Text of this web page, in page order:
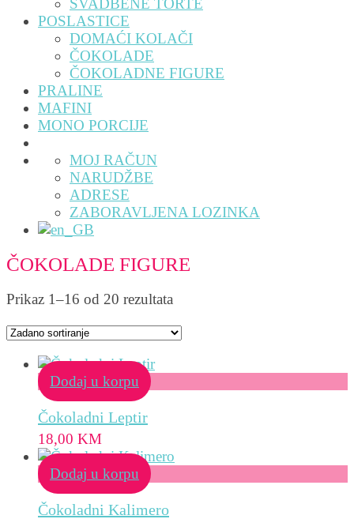
SVADBENE TORTE
POSLASTICE
DOMAĆI KOLAČI
ČOKOLADE
ČOKOLADNE FIGURE
PRALINE
MAFINI
MONO PORCIJE
MOJ RAČUN
NARUDŽBE
ADRESE
ZABORAVLJENA LOZINKA
ČOKOLADE FIGURE
Prikaz 1–16 od 20 rezultata
Dodaj u korpu
Čokoladni Leptir
18,00 KM
Dodaj u korpu
Čokoladni Kalimero